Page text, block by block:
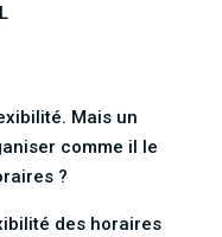
Mais un
comme il le
?
des horaires